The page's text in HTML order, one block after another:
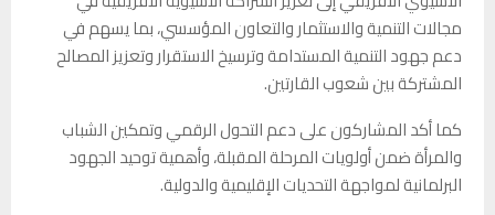
مجالات التنمية والاستثمار والتعاون المؤسسي، بما يسهم في
دعم جهود التنمية المستدامة وترسيخ الاستقرار وتعزيز المصالح
المشتركة بين شعوب القارتين.
كما أكد المشاركون على دعم التحول الرقمي وتمكين الشباب
والمرأة ضمن أولويات المرحلة المقبلة، وأهمية توحيد الجهود
البرلمانية لمواجهة التحديات الإقليمية والدولية.